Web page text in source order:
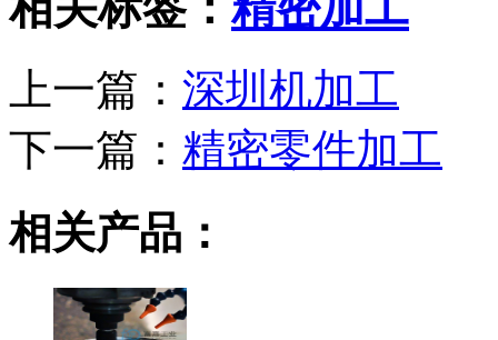
上一篇： 深圳机加工
下一篇： 精密零件加工
相关产品：